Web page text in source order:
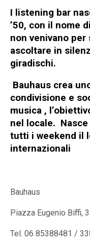
I listening bar
’50, con il nome
non venivano
ascoltare in
giradischi.
Bauhaus crea
condivisione e
musica ,
nel locale.
tutti i weekend il
internazionali
Bauhaus
Piazza Eugenio Biffi,
Tel. 06 85388481 /